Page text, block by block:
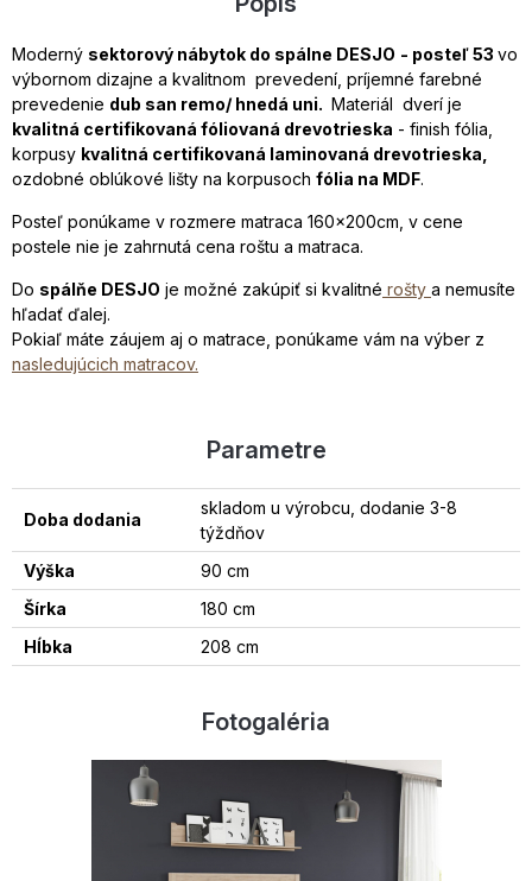
Moderný sektorový nábytok do spálne DESJO - posteľ 53 vo
výbornom dizajne a kvalitnom prevedení, príjemné farebné
prevedenie dub san remo/ hnedá uni. Materiál dverí je
kvalitná certifikovaná fóliovaná drevotrieska - finish fólia,
korpusy kvalitná certifikovaná laminovaná drevotrieska,
ozdobné oblúkové lišty na korpusoch fólia na MDF.
Posteľ ponúkame v rozmere matraca 160x200cm, v cene
postele nie je zahrnutá cena roštu a matraca.
Do spálňe DESJO je možné zakúpiť si kvalitné rošty a nemusíte
hľadať ďalej.
Pokiaľ máte záujem aj o matrace, ponúkame vám na výber z
nasledujúcich matracov.
Parametre
Doba dodania
skladom u výrobcu, dodanie 3-8
týždňov
Výška
90 cm
Šírka
180 cm
Hĺbka
208 cm
Fotogaléria